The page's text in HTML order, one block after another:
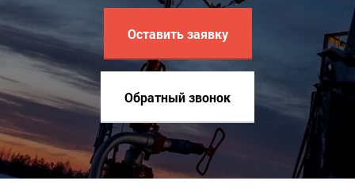
Оставить заявку
Обратный звонок